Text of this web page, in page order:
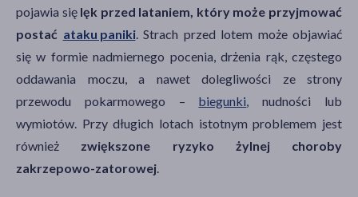
pojawia się lęk przed lataniem, który może przyjmować
postać ataku paniki. Strach przed lotem może objawiać
się w formie nadmiernego pocenia, drżenia rąk, częstego
oddawania moczu, a nawet dolegliwości ze strony
przewodu pokarmowego – biegunki, nudności lub
wymiotów. Przy długich lotach istotnym problemem jest
również zwiększone ryzyko żylnej choroby
zakrzepowo-zatorowej.